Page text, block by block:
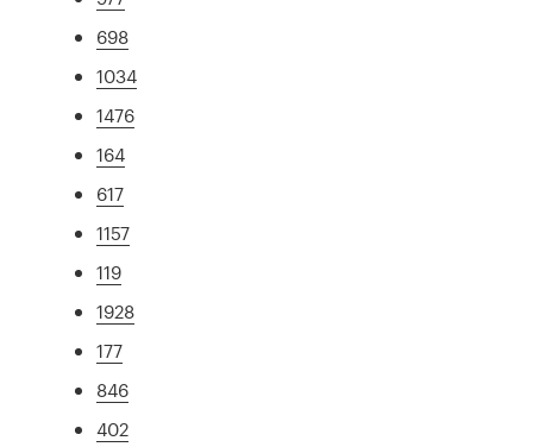
698
1034
1476
164
617
1157
119
1928
177
846
402